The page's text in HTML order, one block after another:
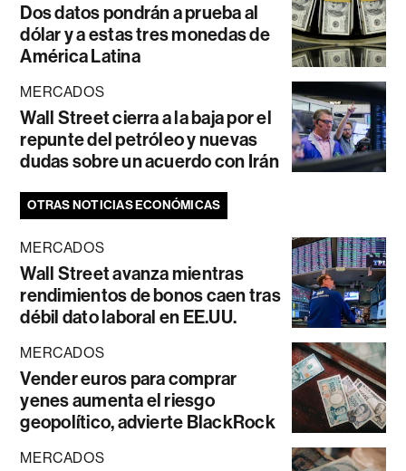
Dos datos pondrán a prueba al
dólar y a estas tres monedas de
América Latina
MERCADOS
Wall Street cierra a la baja por el
repunte del petróleo y nuevas
dudas sobre un acuerdo con Irán
OTRAS NOTICIAS ECONÓMICAS
MERCADOS
Wall Street avanza mientras
rendimientos de bonos caen tras
débil dato laboral en EE.UU.
MERCADOS
Vender euros para comprar
yenes aumenta el riesgo
geopolítico, advierte BlackRock
MERCADOS